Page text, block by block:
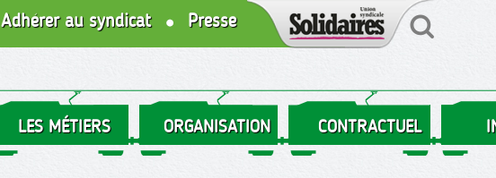
Adhérer au syndicat Presse
LES MÉTIERS ORGANISATION CONTRACTUEL